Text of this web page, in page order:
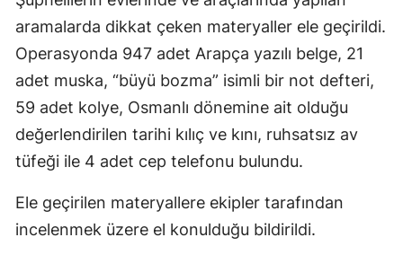
aramalarda dikkat çeken materyaller ele geçirildi.
Operasyonda 947 adet Arapça yazılı belge, 21
adet muska, “büyü bozma” isimli bir not defteri,
59 adet kolye, Osmanlı dönemine ait olduğu
değerlendirilen tarihi kılıç ve kını, ruhsatsız av
tüfeği ile 4 adet cep telefonu bulundu.
Ele geçirilen materyallere ekipler tarafından
incelenmek üzere el konulduğu bildirildi.